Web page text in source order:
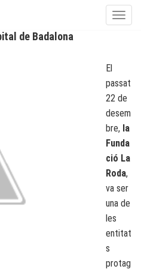
de Badalona
El
passat
22 de
desem
bre, la
Funda
ció La
Roda,
va ser
una de
les
entitat
s
protag